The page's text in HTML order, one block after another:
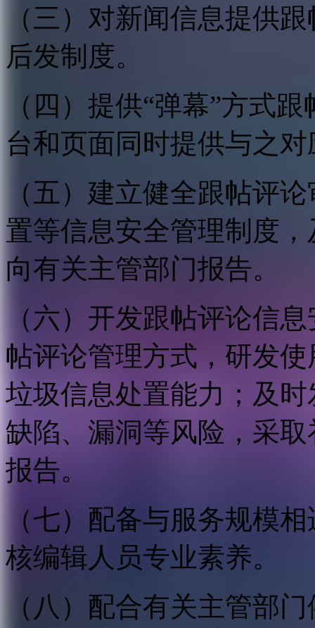
（三）对新闻信息提供
后发制度。
（四）提供“弹幕”方式
台和页面同时提供与之
（五）建立健全跟帖评
置等信息安全管理制度
向有关主管部门报告。
（六）开发跟帖评论信
帖评论管理方式，研发
垃圾信息处置能力；及
缺陷、漏洞等风险，采
报告。
（七）配备与服务规模
核编辑人员专业素养。
（八）配合有关主管部